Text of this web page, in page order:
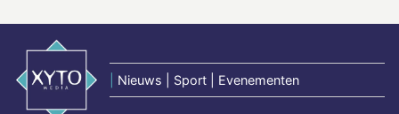
Nieuws | Sport | Evenementen